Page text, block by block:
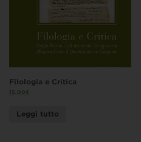
Filologia e Critica
15,00€
Leggi tutto